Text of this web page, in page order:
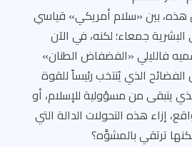
هذه، بين «سلام أمريكي» قياسي
جمعاء؛ لكنه، في الآن
فالليلي «الفضفاض الطنان»
الذي يُنتخب رئيساً للقوة
يتبقى من مسؤولية للإسلام، أو
إزاء هذه التحولات الدالة التي
ترتقي بالمشوَّه؟